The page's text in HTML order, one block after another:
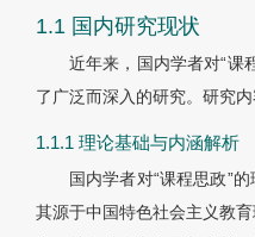
1.1 国内研究现状
近年来，国内学者对“课
了广泛而深入的研究。研究
1.1.1 理论基础与内涵解析
国内学者对“课程思政”
其源于中国特色社会主义教